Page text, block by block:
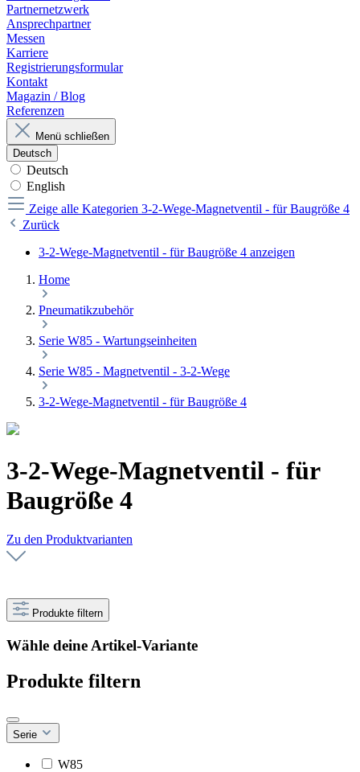
Partnernetzwerk
Ansprechpartner
Messen
Karriere
Registrierungsformular
Kontakt
Magazin / Blog
Referenzen
Menü schließen
Deutsch
Deutsch
English
Zeige alle Kategorien 3-2-Wege-Magnetventil - für Baugröße 4
Zurück
3-2-Wege-Magnetventil - für Baugröße 4 anzeigen
Home
Pneumatikzubehör
Serie W85 - Wartungseinheiten
Serie W85 - Magnetventil - 3-2-Wege
3-2-Wege-Magnetventil - für Baugröße 4
3-2-Wege-Magnetventil - für
Baugröße 4
Zu den Produktvarianten
Produkte filtern
Wähle deine Artikel-Variante
Produkte filtern
Serie
W85